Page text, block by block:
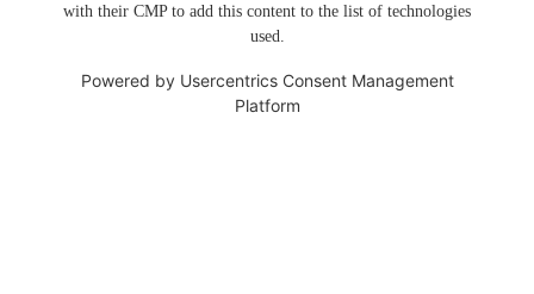
with their CMP to add this content to the list of technologies
used.
Powered by Usercentrics Consent Management
Platform